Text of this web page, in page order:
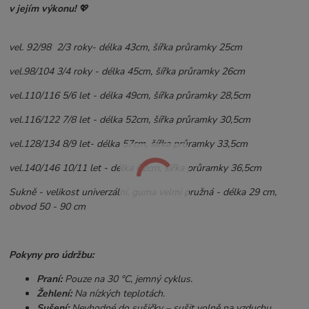
v jejím výkonu!💖
vel. 92/98 2/3 roky- délka 43cm, šířka průramky 25cm
vel.98/104 3/4 roky - délka 45cm, šířka průramky 26cm
vel.110/116 5/6 let - délka 49cm, šířka průramky 28,5cm
vel.116/122 7/8 let - délka 52cm, šířka průramky 30,5cm
vel.128/134 8/9 let- délka 57cm, šířka průramky 33,5cm
vel.140/146 10/11 let - délka 62cm, šířka průramky 36,5cm
Sukně - velikost univerzální, guma velmi pružná - délka 29 cm,
obvod 50 - 90 cm
Pokyny pro údržbu:
Praní:Pouze na 30 °C, jemný cyklus.
Žehlení:Na nízkých teplotách.